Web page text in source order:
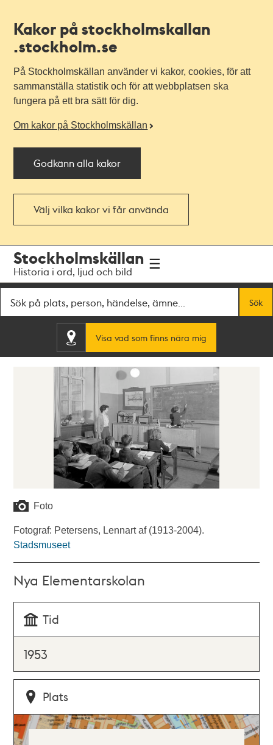
Kakor på stockholmskallan
.stockholm.se
På Stockholmskällan använder vi kakor, cookies, för att
sammanställa statistik och för att webbplatsen ska
fungera på ett bra sätt för dig.
Om kakor på Stockholmskällan
Godkänn alla kakor
Välj vilka kakor vi får använda
navigationen
huvudinnehållet
Stockholmskällan
Historia i ord, ljud och bild
Sök
Visa vad som finns nära mig
Foto
Fotograf: Petersens, Lennart af (1913-2004).
Stadsmuseet
Nya Elementarskolan
Tid
1953
Plats